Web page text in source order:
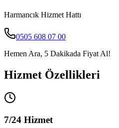
Harmancık Hizmet Hattı
0505 608 07 00
Hemen Ara, 5 Dakikada Fiyat Al!
Hizmet Özellikleri
7/24 Hizmet